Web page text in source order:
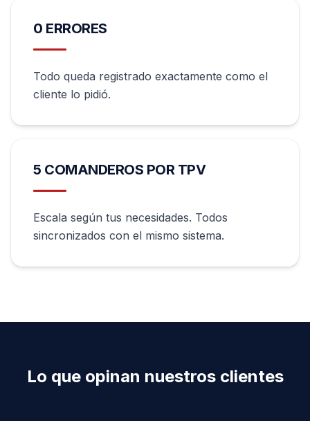
0 ERRORES
Todo queda registrado exactamente como el
cliente lo pidió.
5 COMANDEROS POR TPV
Escala según tus necesidades. Todos
sincronizados con el mismo sistema.
Lo que opinan nuestros clientes